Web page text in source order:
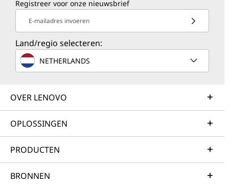
Registreer voor onze nieuwsbrief
E-mailadres invoeren
Land/regio selecteren:
NETHERLANDS
OVER LENOVO
OPLOSSINGEN
PRODUCTEN
BRONNEN